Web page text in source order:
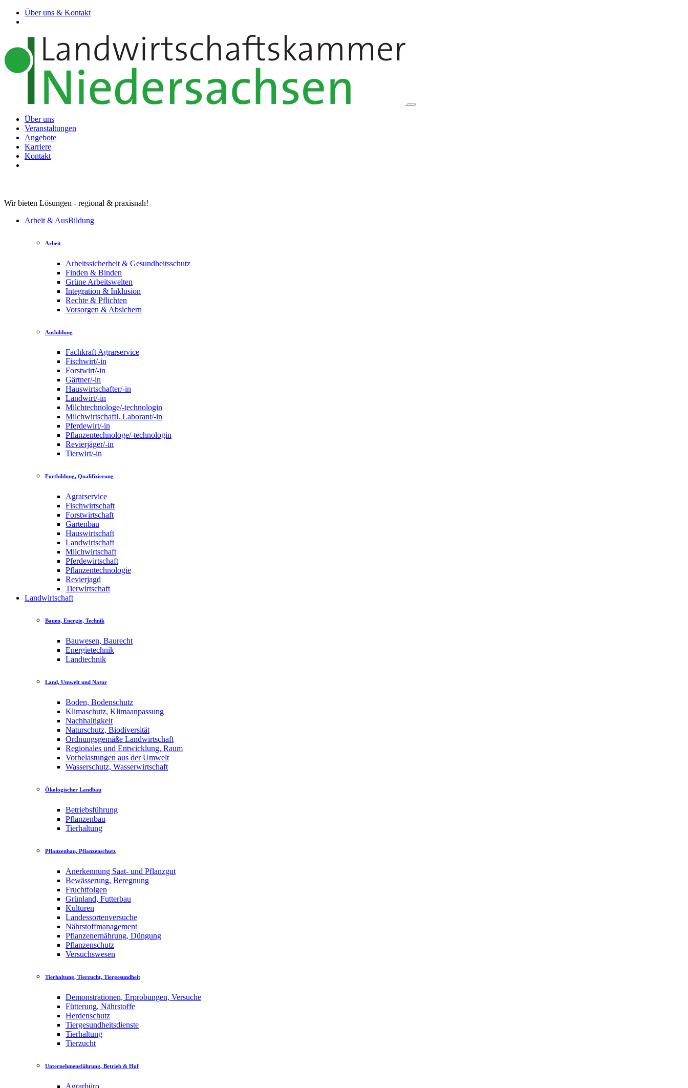
Über uns & Kontakt
Über uns
Veranstaltungen
Angebote
Karriere
Kontakt
Wir bieten Lösungen - regional & praxisnah!
Arbeit & AusBildung
Arbeit
Arbeitssicherheit & Gesundheitsschutz
Finden & Binden
Grüne Arbeitswelten
Integration & Inklusion
Rechte & Pflichten
Vorsorgen & Absichern
Ausbildung
Fachkraft Agrarservice
Fischwirt/-in
Forstwirt/-in
Gärtner/-in
Hauswirtschafter/-in
Landwirt/-in
Milchtechnologe/-technologin
Milchwirtschaftl. Laborant/-in
Pferdewirt/-in
Pflanzentechnologe/-technologin
Revierjäger/-in
Tierwirt/-in
Fortbildung, Qualifizierung
Agrarservice
Fischwirtschaft
Forstwirtschaft
Gartenbau
Hauswirtschaft
Landwirtschaft
Milchwirtschaft
Pferdewirtschaft
Pflanzentechnologie
Revierjagd
Tierwirtschaft
Landwirtschaft
Bauen, Energie, Technik
Bauwesen, Baurecht
Energietechnik
Landtechnik
Land, Umwelt und Natur
Boden, Bodenschutz
Klimaschutz, Klimaanpassung
Nachhaltigkeit
Naturschutz, Biodiversität
Ordnungsgemäße Landwirtschaft
Regionales und Entwicklung, Raum
Vorbelastungen aus der Umwelt
Wasserschutz, Wasserwirtschaft
Ökologischer Landbau
Betriebsführung
Pflanzenbau
Tierhaltung
Pflanzenbau, Pflanzenschutz
Anerkennung Saat- und Pflanzgut
Bewässerung, Beregnung
Fruchtfolgen
Grünland, Futterbau
Kulturen
Landessortenversuche
Nährstoffmanagement
Pflanzenernährung, Düngung
Pflanzenschutz
Versuchswesen
Tierhaltung, Tierzucht, Tiergesundheit
Demonstrationen, Erprobungen, Versuche
Fütterung, Nährstoffe
Herdenschutz
Tiergesundheitsdienste
Tierhaltung
Tierzucht
Unternehmensführung, Betrieb & Hof
Agrarbüro